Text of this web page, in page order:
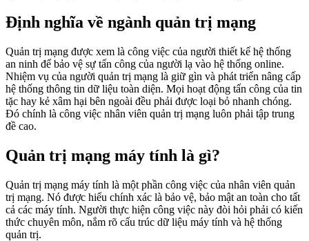
Định nghĩa về ngành quản trị mạng
Quản trị mạng được xem là công việc của người thiết kế hệ thống
an ninh để bảo vệ sự tấn công của người lạ vào hệ thống online.
Nhiệm vụ của người quản trị mạng là giữ gìn và phát triển nâng cấp
hệ thống thông tin dữ liệu toàn diện. Mọi hoạt động tấn công của tin
tặc hay kẻ xâm hại bên ngoài đều phải được loại bỏ nhanh chóng.
Đó chính là công việc nhân viên quản trị mạng luôn phải tập trung
đề cao.
Quản trị mạng máy tính là gì?
Quản trị mạng máy tính là một phần công việc của nhân viên quản
trị mạng. Nó được hiểu chính xác là bảo vệ, bảo mật an toàn cho tất
cả các máy tính. Người thực hiện công việc này đòi hỏi phải có kiến
thức chuyên môn, nắm rõ cấu trúc dữ liệu máy tính và hệ thống
quản trị.